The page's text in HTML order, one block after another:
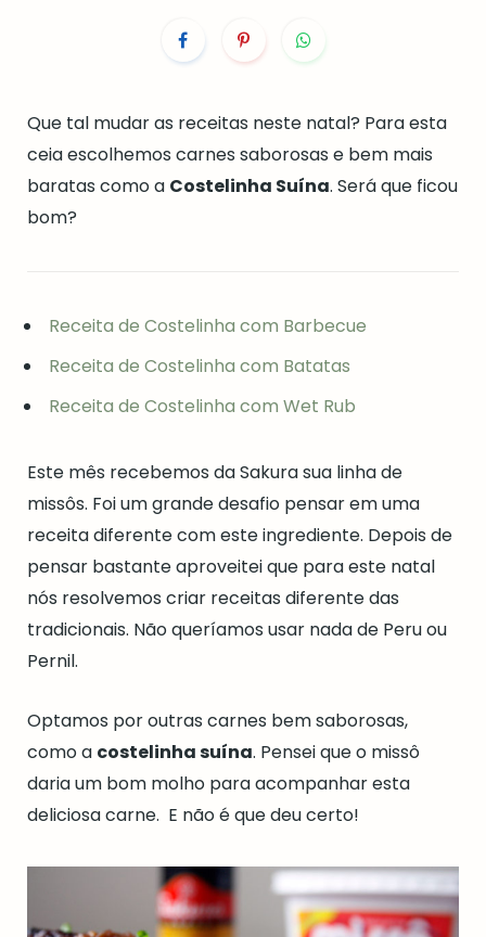
Que tal mudar as receitas neste natal? Para esta
ceia escolhemos carnes saborosas e bem mais
baratas como a Costelinha Suína. Será que ficou
bom?
Receita de Costelinha com Barbecue
Receita de Costelinha com Batatas
Receita de Costelinha com Wet Rub
Este mês recebemos da Sakura sua linha de
missôs. Foi um grande desafio pensar em uma
receita diferente com este ingrediente. Depois de
pensar bastante aproveitei que para este natal
nós resolvemos criar receitas diferente das
tradicionais. Não queríamos usar nada de Peru ou
Pernil.
Optamos por outras carnes bem saborosas,
como a costelinha suína. Pensei que o missô
daria um bom molho para acompanhar esta
deliciosa carne. E não é que deu certo!